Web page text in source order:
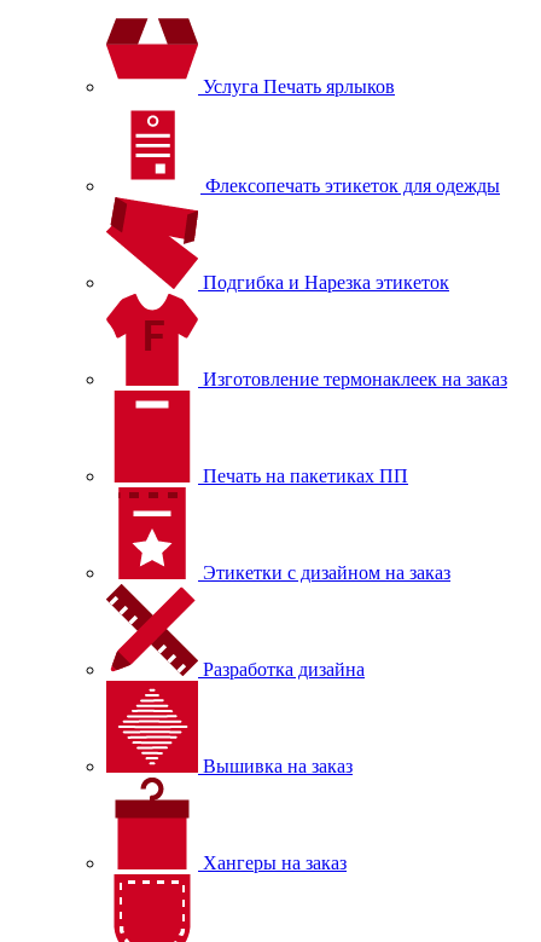
Услуга Печать ярлыков
Флексопечать этикеток для одежды
Подгибка и Нарезка этикеток
Изготовление термонаклеек на заказ
Печать на пакетиках ПП
Этикетки с дизайном на заказ
Разработка дизайна
Вышивка на заказ
Хангеры на заказ